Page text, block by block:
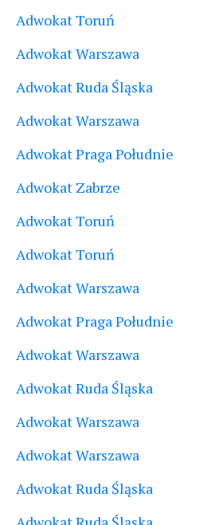
Adwokat Toruń
Adwokat Warszawa
Adwokat Ruda Śląska
Adwokat Warszawa
Adwokat Praga Południe
Adwokat Zabrze
Adwokat Toruń
Adwokat Toruń
Adwokat Warszawa
Adwokat Praga Południe
Adwokat Warszawa
Adwokat Ruda Śląska
Adwokat Warszawa
Adwokat Warszawa
Adwokat Ruda Śląska